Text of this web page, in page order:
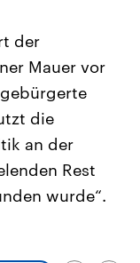
Beiträge,
und
die Vereinigten
mächtigsten Ländern
Einfluss auf
der
Mauer vor
die
an der
Rest
wurde“.